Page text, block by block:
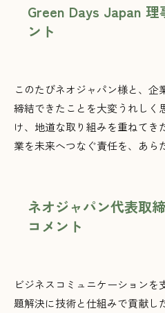
Green Days Japan
ント
このたびネオジャパン様と、企
締結できたことを大変うれしく
け、地道な取り組みを重ねてき
業を未来へつなぐ責任を、あら
ネオジャパン代表取
コメント
ビジネスコミュニケーション
題解決に技術と仕組みで貢献し